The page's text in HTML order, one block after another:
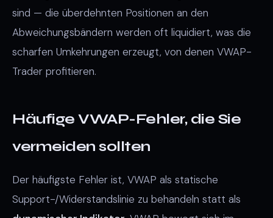
sind — die überdehnten Positionen an den
Abweichungsbändern werden oft liquidiert, was die
scharfen Umkehrungen erzeugt, von denen VWAP-
Trader profitieren.
Häufige VWAP-Fehler, die Sie
vermeiden sollten
Der häufigste Fehler ist, VWAP als statische
Support-/Widerstandslinie zu behandeln statt als